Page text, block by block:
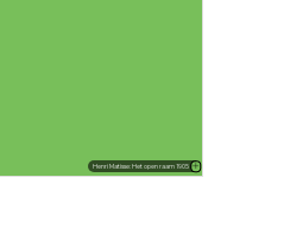
Henri Matisse: Het open raam 1905